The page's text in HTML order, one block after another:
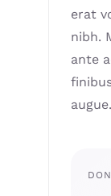
erat
nibh.
ante
augue.